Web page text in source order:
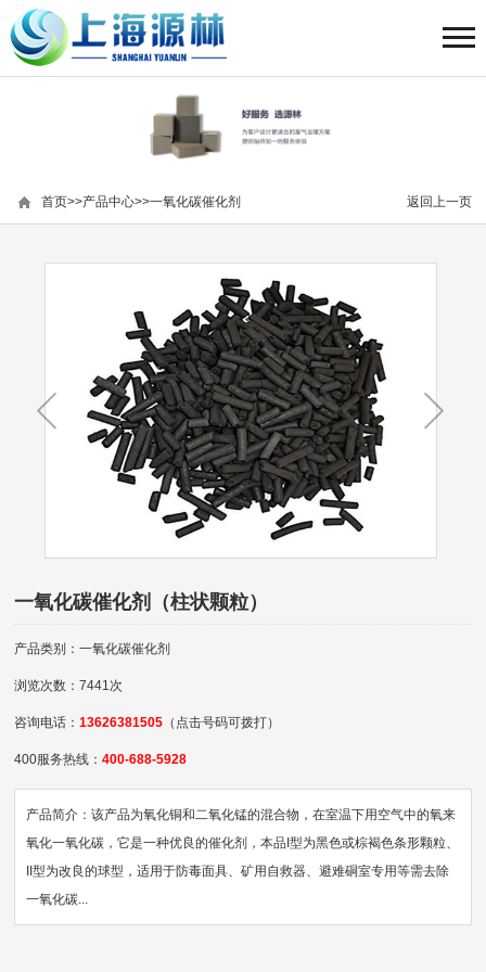
返回上一页
首页>>产品中心>>一氧化碳催化剂
一氧化碳催化剂（柱状颗粒）
产品类别：一氧化碳催化剂
浏览次数：7441次
咨询电话：13626381505 （点击号码可拨打）
400服务热线：400-688-5928
产品简介：该产品为氧化铜和二氧化锰的混合物，在室温下用空气中的氧来
氧化一氧化碳，它是一种优良的催化剂，本品I型为黑色或棕褐色条形颗粒、
II型为改良的球型，适用于防毒面具、矿用自救器、避难硐室专用等需去除
一氧化碳...